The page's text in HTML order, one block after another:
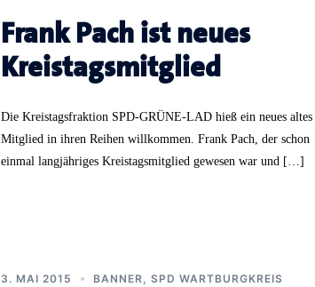
Frank Pach ist neues
Kreistagsmitglied
Die Kreistagsfraktion SPD-GRÜNE-LAD hieß ein neues altes
Mitglied in ihren Reihen willkommen. Frank Pach, der schon
einmal langjähriges Kreistagsmitglied gewesen war und […]
3. MAI 2015 BANNER SPD WARTBURGKREIS